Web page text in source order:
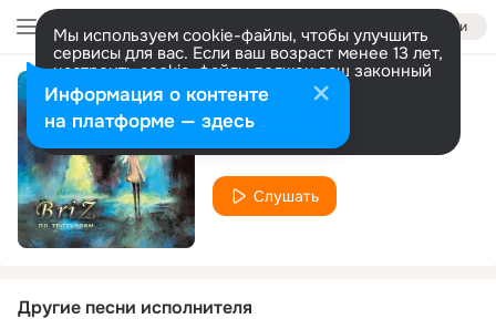
Войти
Мы используем cookie-файлы, чтобы улучшить
сервисы для вас. Если ваш возраст менее 13 лет,
настроить cookie-файлы должен ваш законный
представитель. Больше информации
Разрешить все Настроить
Россия
BriZ
Слушать
Другие песни исполнителя
Информация о контенте
на платформе — здесь